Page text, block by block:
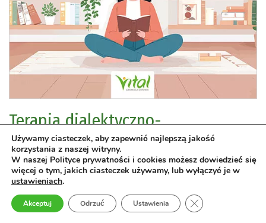
Terapia dialektyczno-
behawioralna w domu
Skuteczny zeszyt ćwiczeń łagodzących emocje, stres i
obniżony nastrój oraz budujących zdrowe poczucie własnej
wartości
Kiki Fehling i Elliot Weiner
Używamy ciasteczek, aby zapewnić najlepszą jakość
korzystania z naszej witryny.
W naszej Polityce prywatności i cookies możesz dowiedzieć się
więcej o tym, jakich ciasteczek używamy, lub wyłączyć je w
ustawieniach.
Akceptuj Odrzuć Ustawienia Zamknij panel